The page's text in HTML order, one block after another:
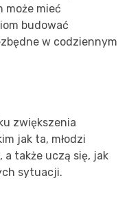
może mieć
budować
w codziennym
zwiększenia
jak ta, młodzi
a także uczą się, jak
sytuacji.